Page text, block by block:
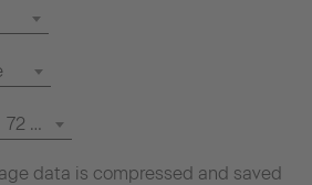
72 dpi
data is compressed and saved